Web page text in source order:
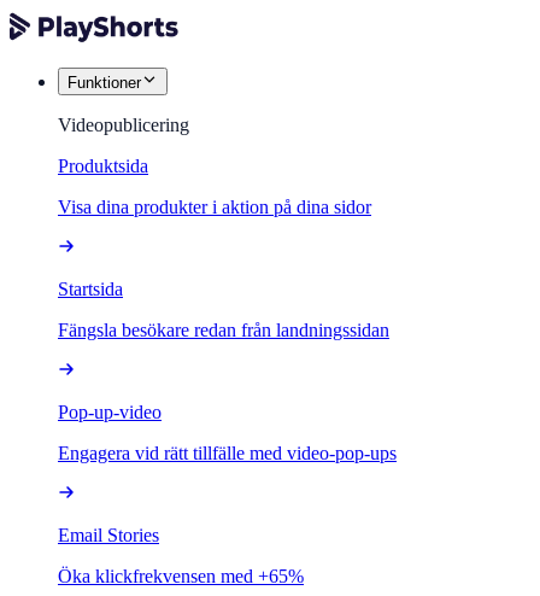
Funktioner
Videopublicering
Produktsida
Visa dina produkter i aktion på dina sidor
Startsida
Fängsla besökare redan från landningssidan
Pop-up-video
Engagera vid rätt tillfälle med video-pop-ups
Email Stories
Öka klickfrekvensen med +65%